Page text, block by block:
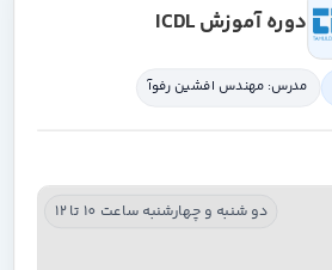
دوره آموزش ICDL
مدرس: مهندس افشین رفوآ
دو شنبه و چهارشنبه ساعت 10 تا 12